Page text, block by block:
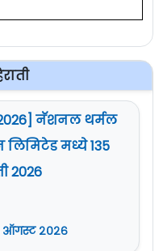
2026] नॅशनल थर्मल
लिमिटेड मध्ये 135
2026
ऑगस्ट २०२६